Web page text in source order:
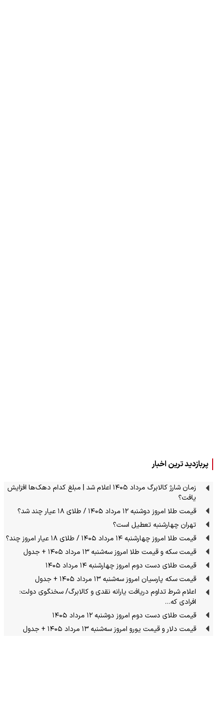
پربازدید ترین اخبار
زمان شارژ کالابرگ مرداد ۱۴۰۵ اعلام شد | مبلغ کدام دهک‌ها افزایش
یافت؟
قیمت طلا امروز دوشنبه ۱۲ مرداد ۱۴۰۵ / طلای ۱۸ عیار چند شد؟
تهران چهارشنبه تعطیل است؟
قیمت طلا امروز چهارشنبه ۱۴ مرداد ۱۴۰۵ / طلای ۱۸ عیار امروز چند؟
قیمت سکه و قیمت طلا امروز سه‌شنبه ۱۳ مرداد ۱۴۰۵ + جدول
قیمت طلای دست دوم امروز چهارشنبه ۱۴ مرداد ۱۴۰۵
قیمت سکه پارسیان امروز سه‌شنبه ۱۳ مرداد ۱۴۰۵ + جدول
اعلام شرط تداوم دریافت یارانه نقدی و کالابرگ/ سخنگوی دولت:
افرادی که…
قیمت طلای دست دوم امروز دوشنبه ۱۲ مرداد ۱۴۰۵
قیمت دلار و قیمت یورو امروز سه‌شنبه ۱۳ مرداد ۱۴۰۵ + جدول